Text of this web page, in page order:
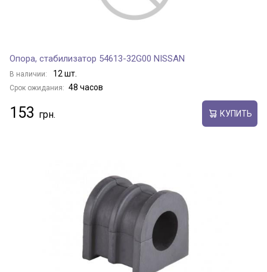
Опора, стабилизатор 54613-32G00 NISSAN
В наличии: 12 шт.
Срок ожидания: 48 часов
153 КУПИТЬ